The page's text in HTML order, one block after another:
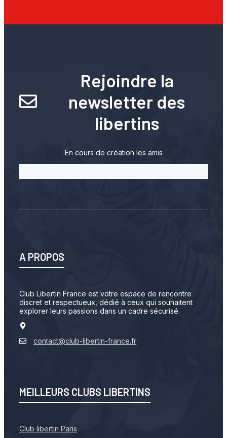
Rejoindre la
newsletter des
libertins
En cours de création les amis
A PROPOS
Club Libertin France est votre espace de rencontre
discret et respectueux, dédié à ceux qui souhaitent
explorer leurs passions dans un cadre sécurisé.
contact@club-libertin-france.fr
MEILLEURS CLUBS LIBERTINS
Club libertin Paris